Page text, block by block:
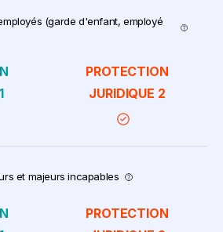
(garde d'enfant, employé
et majeurs incapables